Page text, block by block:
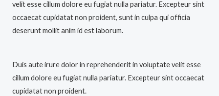
velit esse cillum dolore eu fugiat nulla pariatur. Excepteur sint
occaecat cupidatat non proident, sunt in culpa qui officia
deserunt mollit anim id est laborum.
Duis aute irure dolor in reprehenderit in voluptate velit esse
cillum dolore eu fugiat nulla pariatur. Excepteur sint occaecat
cupidatat non proident.